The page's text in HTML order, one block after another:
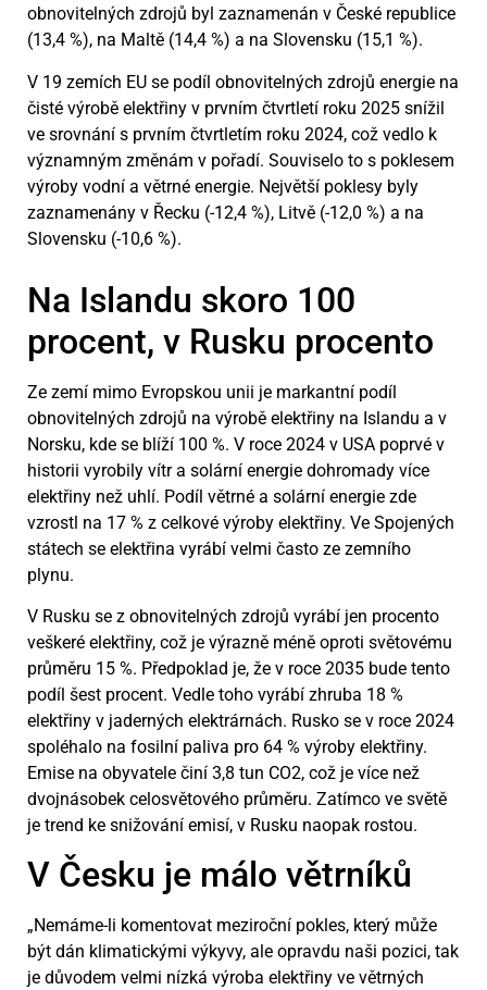
obnovitelných zdrojů byl zaznamenán v České republice
(13,4 %), na Maltě (14,4 %) a na Slovensku (15,1 %).
V 19 zemích EU se podíl obnovitelných zdrojů energie na
čisté výrobě elektřiny v prvním čtvrtletí roku 2025 snížil
ve srovnání s prvním čtvrtletím roku 2024, což vedlo k
významným změnám v pořadí. Souviselo to s poklesem
výroby vodní a větrné energie. Největší poklesy byly
zaznamenány v Řecku (-12,4 %), Litvě (-12,0 %) a na
Slovensku (-10,6 %).
Na Islandu skoro 100
procent, v Rusku procento
Ze zemí mimo Evropskou unii je markantní podíl
obnovitelných zdrojů na výrobě elektřiny na Islandu a v
Norsku, kde se blíží 100 %. V roce 2024 v USA poprvé v
historii vyrobily vítr a solární energie dohromady více
elektřiny než uhlí. Podíl větrné a solární energie zde
vzrostl na 17 % z celkové výroby elektřiny. Ve Spojených
státech se elektřina vyrábí velmi často ze zemního
plynu.
V Rusku se z obnovitelných zdrojů vyrábí jen procento
veškeré elektřiny, což je výrazně méně oproti světovému
průměru 15 %. Předpoklad je, že v roce 2035 bude tento
podíl šest procent. Vedle toho vyrábí zhruba 18 %
elektřiny v jaderných elektrárnách. Rusko se v roce 2024
spoléhalo na fosilní paliva pro 64 % výroby elektřiny.
Emise na obyvatele činí 3,8 tun CO2, což je více než
dvojnásobek celosvětového průměru. Zatímco ve světě
je trend ke snižování emisí, v Rusku naopak rostou.
V Česku je málo větrníků
„Nemáme-li komentovat meziroční pokles, který může
být dán klimatickými výkyvy, ale opravdu naši pozici, tak
je důvodem velmi nízká výroba elektřiny ve větrných